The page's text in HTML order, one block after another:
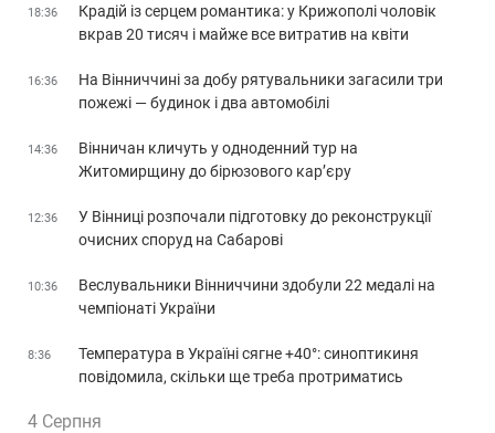
18:36
Крадій із серцем романтика: у Крижополі чоловік
вкрав 20 тисяч і майже все витратив на квіти
16:36
На Вінниччині за добу рятувальники загасили три
пожежі — будинок і два автомобілі
14:36
Вінничан кличуть у одноденний тур на
Житомирщину до бірюзового кар’єру
12:36
У Вінниці розпочали підготовку до реконструкції
очисних споруд на Сабарові
10:36
Веслувальники Вінниччини здобули 22 медалі на
чемпіонаті України
8:36
Температура в Україні сягне +40°: синоптикиня
повідомила, скільки ще треба протриматись
4 Серпня